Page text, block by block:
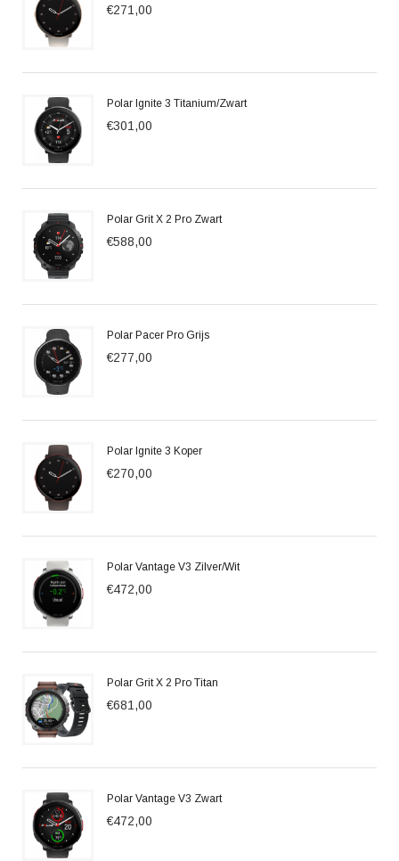
€271,00
Polar Ignite 3 Titanium/Zwart
€301,00
Polar Grit X 2 Pro Zwart
€588,00
Polar Pacer Pro Grijs
€277,00
Polar Ignite 3 Koper
€270,00
Polar Vantage V3 Zilver/Wit
€472,00
Polar Grit X 2 Pro Titan
€681,00
Polar Vantage V3 Zwart
€472,00